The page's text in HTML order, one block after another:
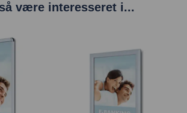
være interesseret i...